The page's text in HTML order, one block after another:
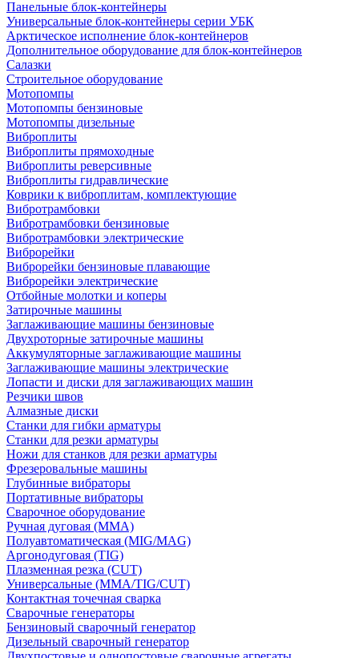
Панельные блок-контейнеры
Универсальные блок-контейнеры серии УБК
Арктическое исполнение блок-контейнеров
Дополнительное оборудование для блок-контейнеров
Салазки
Строительное оборудование
Мотопомпы
Мотопомпы бензиновые
Мотопомпы дизельные
Виброплиты
Виброплиты прямоходные
Виброплиты реверсивные
Виброплиты гидравлические
Коврики к виброплитам, комплектующие
Вибротрамбовки
Вибротрамбовки бензиновые
Вибротрамбовки электрические
Виброрейки
Виброрейки бензиновые плавающие
Виброрейки электрические
Отбойные молотки и коперы
Затирочные машины
Заглаживающие машины бензиновые
Двухроторные затирочные машины
Аккумуляторные заглаживающие машины
Заглаживающие машины электрические
Лопасти и диски для заглаживающих машин
Резчики швов
Алмазные диски
Станки для гибки арматуры
Станки для резки арматуры
Ножи для станков для резки арматуры
Фрезеровальные машины
Глубинные вибраторы
Портативные вибраторы
Сварочное оборудование
Ручная дуговая (MMA)
Полуавтоматическая (MIG/MAG)
Аргонодуговая (TIG)
Плазменная резка (CUT)
Универсальные (MMA/TIG/CUT)
Контактная точечная сварка
Сварочные генераторы
Бензиновый сварочный генератор
Дизельный сварочный генератор